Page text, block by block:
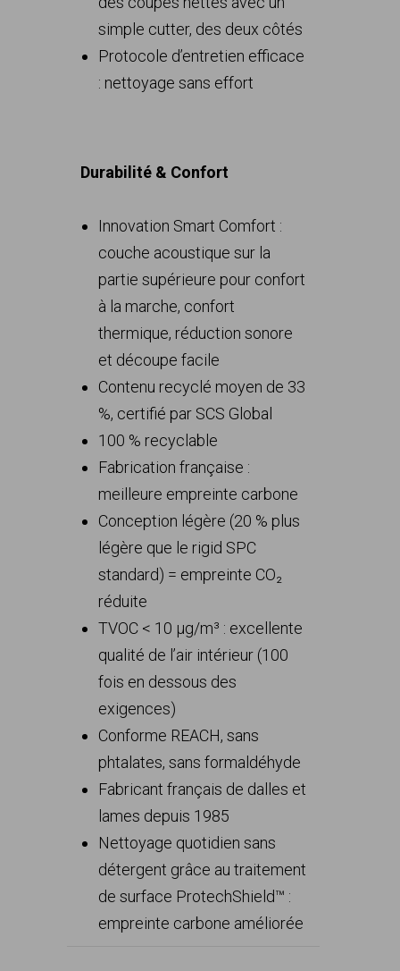
simple cutter, des deux côtés
Protocole d’entretien efficace
: nettoyage sans effort
Durabilité & Confort
Innovation Smart Comfort :
couche acoustique sur la
partie supérieure pour confort
à la marche, confort
thermique, réduction sonore
et découpe facile
Contenu recyclé moyen de 33
%, certifié par SCS Global
100 % recyclable
Fabrication française :
meilleure empreinte carbone
Conception légère (20 % plus
légère que le rigid SPC
standard) = empreinte CO₂
réduite
TVOC < 10 µg/m³ : excellente
qualité de l’air intérieur (100
fois en dessous des
exigences)
Conforme REACH, sans
phtalates, sans formaldéhyde
Fabricant français de dalles et
lames depuis 1985
Nettoyage quotidien sans
détergent grâce au traitement
de surface ProtechShield™ :
empreinte carbone améliorée